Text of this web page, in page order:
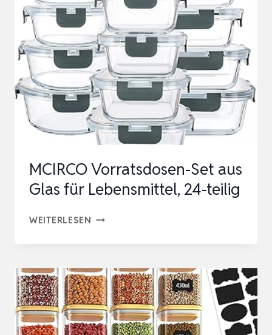
SET
TESTURTEIL:
SEHR
GUT
–
100%
AUSLAUFSICHERE
LUFTDICHTE
V…
MCIRCO Vorratsdosen-Set aus
Glas für Lebensmittel, 24-teilig
WEITERLESEN MCIRCO
AUS
GLAS
FÜR
LEBENSMITTEL,